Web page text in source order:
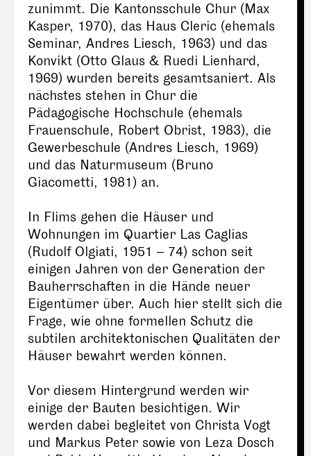
zunimmt. Die Kantonsschule Chur (Max
Kasper, 1970), das Haus Cleric (ehemals
Seminar, Andres Liesch, 1963) und das
Konvikt (Otto Glaus & Ruedi Lienhard,
1969) wurden bereits gesamtsaniert. Als
nächstes stehen in Chur die
Pädagogische Hochschule (ehemals
Frauenschule, Robert Obrist, 1983), die
Gewerbeschule (Andres Liesch, 1969)
und das Naturmuseum (Bruno
Giacometti, 1981) an.
In Flims gehen die Häuser und
Wohnungen im Quartier Las Caglias
(Rudolf Olgiati, 1951 – 74) schon seit
einigen Jahren von der Generation der
Bauherrschaften in die Hände neuer
Eigentümer über. Auch hier stellt sich die
Frage, wie ohne formellen Schutz die
subtilen architektonischen Qualitäten der
Häuser bewahrt werden können.
Vor diesem Hintergrund werden wir
einige der Bauten besichtigen. Wir
werden dabei begleitet von Christa Vogt
und Markus Peter sowie von Leza Dosch